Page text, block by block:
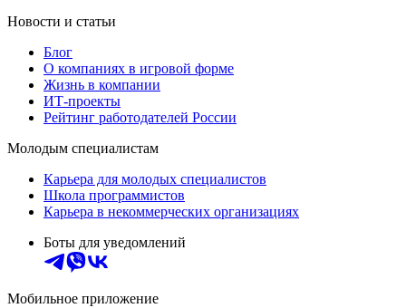
Новости и статьи
Блог
О компаниях в игровой форме
Жизнь в компании
ИТ-проекты
Рейтинг работодателей России
Молодым специалистам
Карьера для молодых специалистов
Школа программистов
Карьера в некоммерческих организациях
Боты для уведомлений
Мобильное приложение